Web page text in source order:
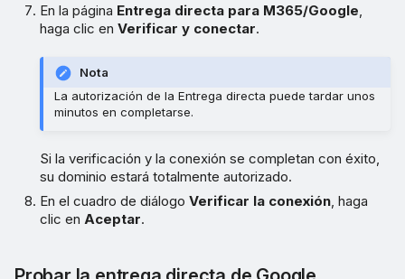
En la página Entrega directa para M365/Google,
haga clic enVerificar y conectar.
Nota
La autorización de la Entrega directa puede tardar unos
minutos en completarse.
Si la verificación y la conexión se completan con éxito,
su dominio estará totalmente autorizado.
En el cuadro de diálogoVerificar la conexión, haga
clic enAceptar.